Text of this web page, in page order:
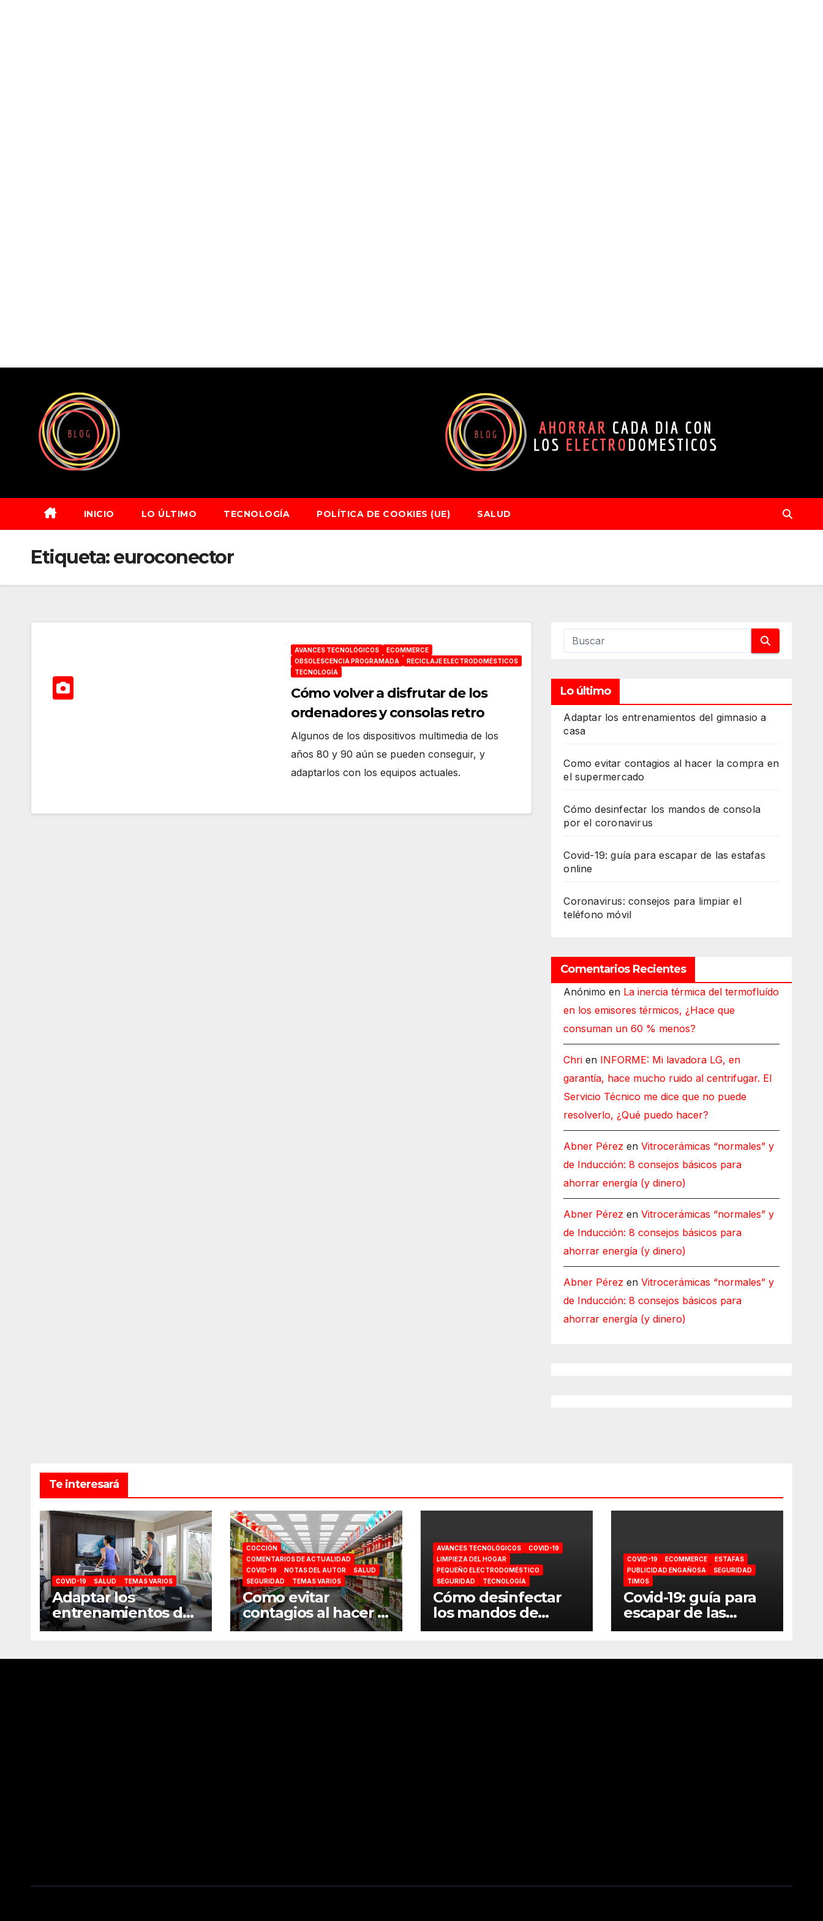
contenido
INICIO LO ÚLTIMO TECNOLOGÍA POLÍTICA DE COOKIES (UE) SALUD
Etiqueta:euroconector
AVANCES TECNOLÓGICOS
ECOMMERCE
OBSOLESCENCIA PROGRAMADA
RECICLAJE ELECTRODOMÉSTICOS
TECNOLOGÍA
Cómo volver a disfrutar de los
ordenadores y consolas retro
Algunos de los dispositivos multimedia de los
años 80 y 90 aún se pueden conseguir, y
adaptarlos con los equipos actuales.
Lo último
Adaptar los entrenamientos del gimnasio a
casa
Como evitar contagios al hacer la compra en
el supermercado
Cómo desinfectar los mandos de consola
por el coronavirus
Covid-19: guía para escapar de las estafas
online
Coronavirus: consejos para limpiar el
teléfono móvil
Comentarios Recientes
Anónimo en La inercia térmica del termofluído
en los emisores térmicos, ¿Hace que
consuman un 60 % menos?
Chri en INFORME: Mi lavadora LG, en
garantía, hace mucho ruido al centrifugar. El
Servicio Técnico me dice que no puede
resolverlo, ¿Qué puedo hacer?
Abner Pérez enVitrocerámicas “normales” y
de Inducción: 8 consejos básicos para
ahorrar energía (y dinero)
Abner Pérez enVitrocerámicas “normales” y
de Inducción: 8 consejos básicos para
ahorrar energía (y dinero)
Abner Pérez enVitrocerámicas “normales” y
de Inducción: 8 consejos básicos para
ahorrar energía (y dinero)
Te interesará
COVID-19 SALUD TEMAS VARIOS
Adaptar los
entrenamientos del
gimnasio a casa
COCCIÓN
COMENTARIOS DE ACTUALIDAD
COVID-19
NOTAS DEL AUTOR
SALUD
SEGURIDAD
TEMAS VARIOS
Como evitar
contagios al hacer la
compra en el
AVANCES TECNOLÓGICOS
COVID-19
LIMPIEZA DEL HOGAR
PEQUEÑO ELECTRODOMÉSTICO
SEGURIDAD
TECNOLOGÍA
Cómo desinfectar
los mandos de
consola por el
COVID-19 ECOMMERCE
ESTAFAS
PUBLICIDAD ENGAÑOSA
SEGURIDAD
TIMOS
Covid-19: guía para
escapar de las
estafas online